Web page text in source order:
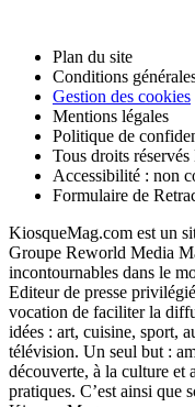
Plan du site
Conditions
Gestion des cookies
Mentions légales
Politique de
Tous droits
Accessibilité : non
Formulaire de
KiosqueMag.com est un
Groupe Reworld Media
incontournables dans le
Editeur de presse
vocation de faciliter la
idées : art, cuisine, sport,
télévision. Un seul but :
découverte, à la culture et
pratiques. C’est ainsi que